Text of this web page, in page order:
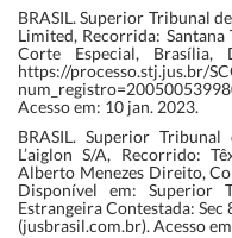
BRASIL. Superior Tribunal
Limited, Recorrida:
Corte Especial,
https://processo.stj.jus.br/
Acesso em: 10 jan. 2023.
BRASIL. Superior Tribunal
L’aiglon S/A, Recorrido:
Alberto Menezes Direito,
Disponível em: Superior
Estrangeira Contestada:
(jusbrasil.com.br). Acesso